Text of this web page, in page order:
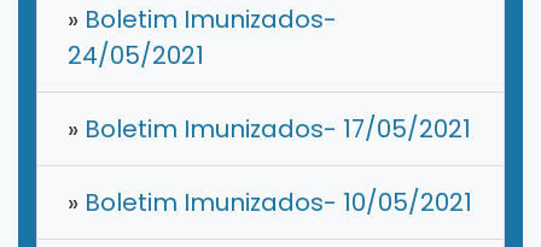
» Boletim Imunizados-
24/05/2021
» Boletim Imunizados- 17/05/2021
» Boletim Imunizados- 10/05/2021